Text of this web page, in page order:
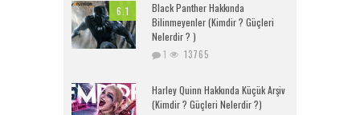
6.1
Black Panther Hakkında
Bilinmeyenler (Kimdir ? Güçleri
Nelerdir ? )
1 13765
Harley Quinn Hakkında Küçük Arşiv
(Kimdir ? Güçleri Nelerdir ?)